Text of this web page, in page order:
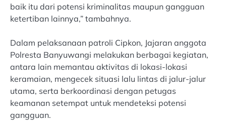
baik itu dari potensi kriminalitas maupun gangguan
ketertiban lainnya,” tambahnya.
Dalam pelaksanaan patroli Cipkon, Jajaran anggota
Polresta Banyuwangi melakukan berbagai kegiatan,
antara lain memantau aktivitas di lokasi-lokasi
keramaian, mengecek situasi lalu lintas di jalur-jalur
utama, serta berkoordinasi dengan petugas
keamanan setempat untuk mendeteksi potensi
gangguan.